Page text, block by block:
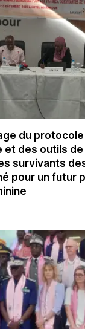
du
des outils
survivants
pour un futur